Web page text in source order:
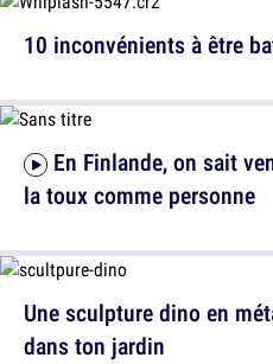
10 inconvénients à être
Une sculpture dino en
dans ton jardin
la toux comme personne